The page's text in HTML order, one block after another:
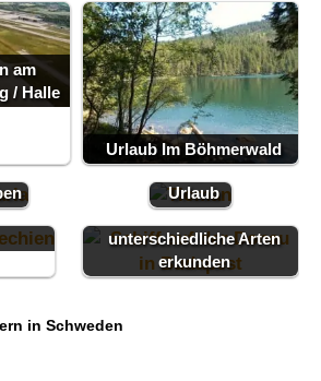
am
/ Halle
Urlaub Im Böhmerwald
im
Tioman
Malaysia
Urlaub
in
und
Die Donau auf
unterschiedliche Arten
erkunden
in Schweden